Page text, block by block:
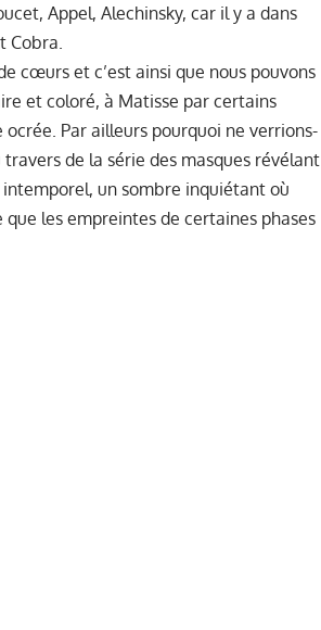
Appel, Alechinsky, car il y a dans
Cobra.
cœurs et c’est ainsi que nous pouvons
et coloré, à Matisse par certains
Par ailleurs pourquoi ne verrions-
de la série des masques révélant
un sombre inquiétant où
les empreintes de certaines phases